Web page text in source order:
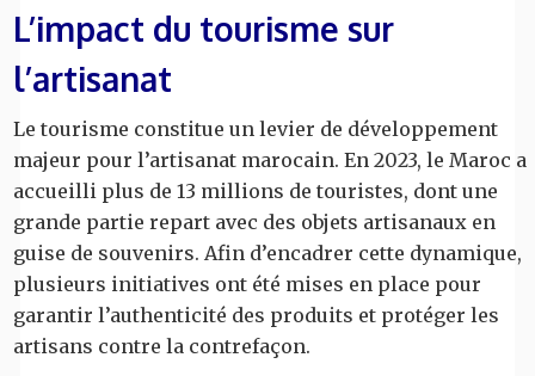
L’impact du tourisme sur
l’artisanat
Le tourisme constitue un levier de développement
majeur pour l’artisanat marocain. En 2023, le Maroc a
accueilli plus de 13 millions de touristes, dont une
grande partie repart avec des objets artisanaux en
guise de souvenirs. Afin d’encadrer cette dynamique,
plusieurs initiatives ont été mises en place pour
garantir l’authenticité des produits et protéger les
artisans contre la contrefaçon.